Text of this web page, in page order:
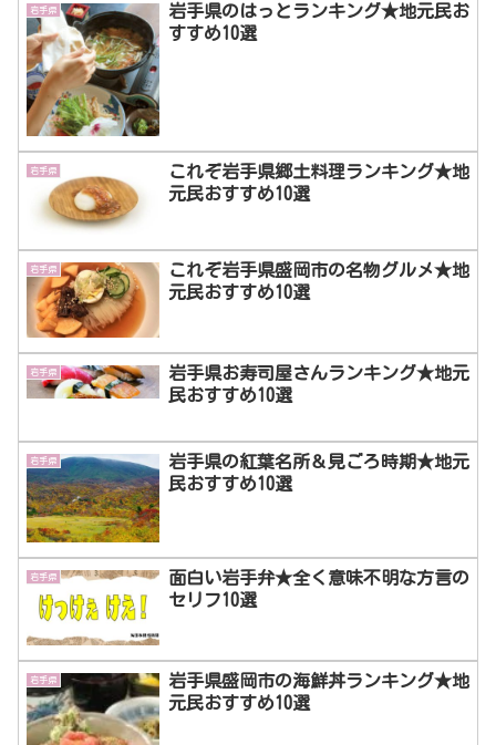
岩手県
岩手県のはっとランキング★地元民お
すすめ10選
岩手県
これぞ岩手県郷土料理ランキング★地
元民おすすめ10選
岩手県
これぞ岩手県盛岡市の名物グルメ★地
元民おすすめ10選
岩手県
岩手県お寿司屋さんランキング★地元
民おすすめ10選
岩手県
岩手県の紅葉名所＆見ごろ時期★地元
民おすすめ10選
岩手県
面白い岩手弁★全く意味不明な方言の
セリフ10選
岩手県
岩手県盛岡市の海鮮丼ランキング★地
元民おすすめ10選